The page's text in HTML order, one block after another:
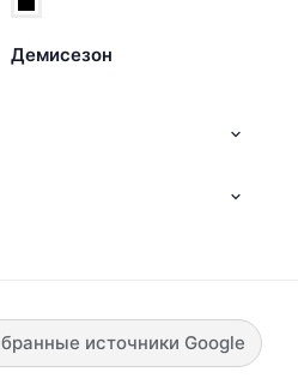
Демисезон
источники Google